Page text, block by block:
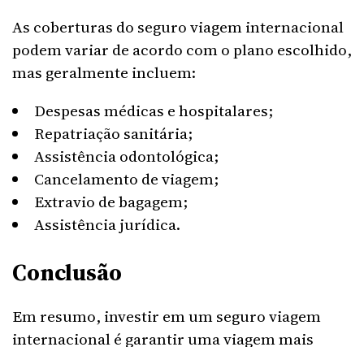
As coberturas do seguro viagem internacional
podem variar de acordo com o plano escolhido,
mas geralmente incluem:
Despesas médicas e hospitalares;
Repatriação sanitária;
Assistência odontológica;
Cancelamento de viagem;
Extravio de bagagem;
Assistência jurídica.
Conclusão
Em resumo, investir em um seguro viagem
internacional é garantir uma viagem mais